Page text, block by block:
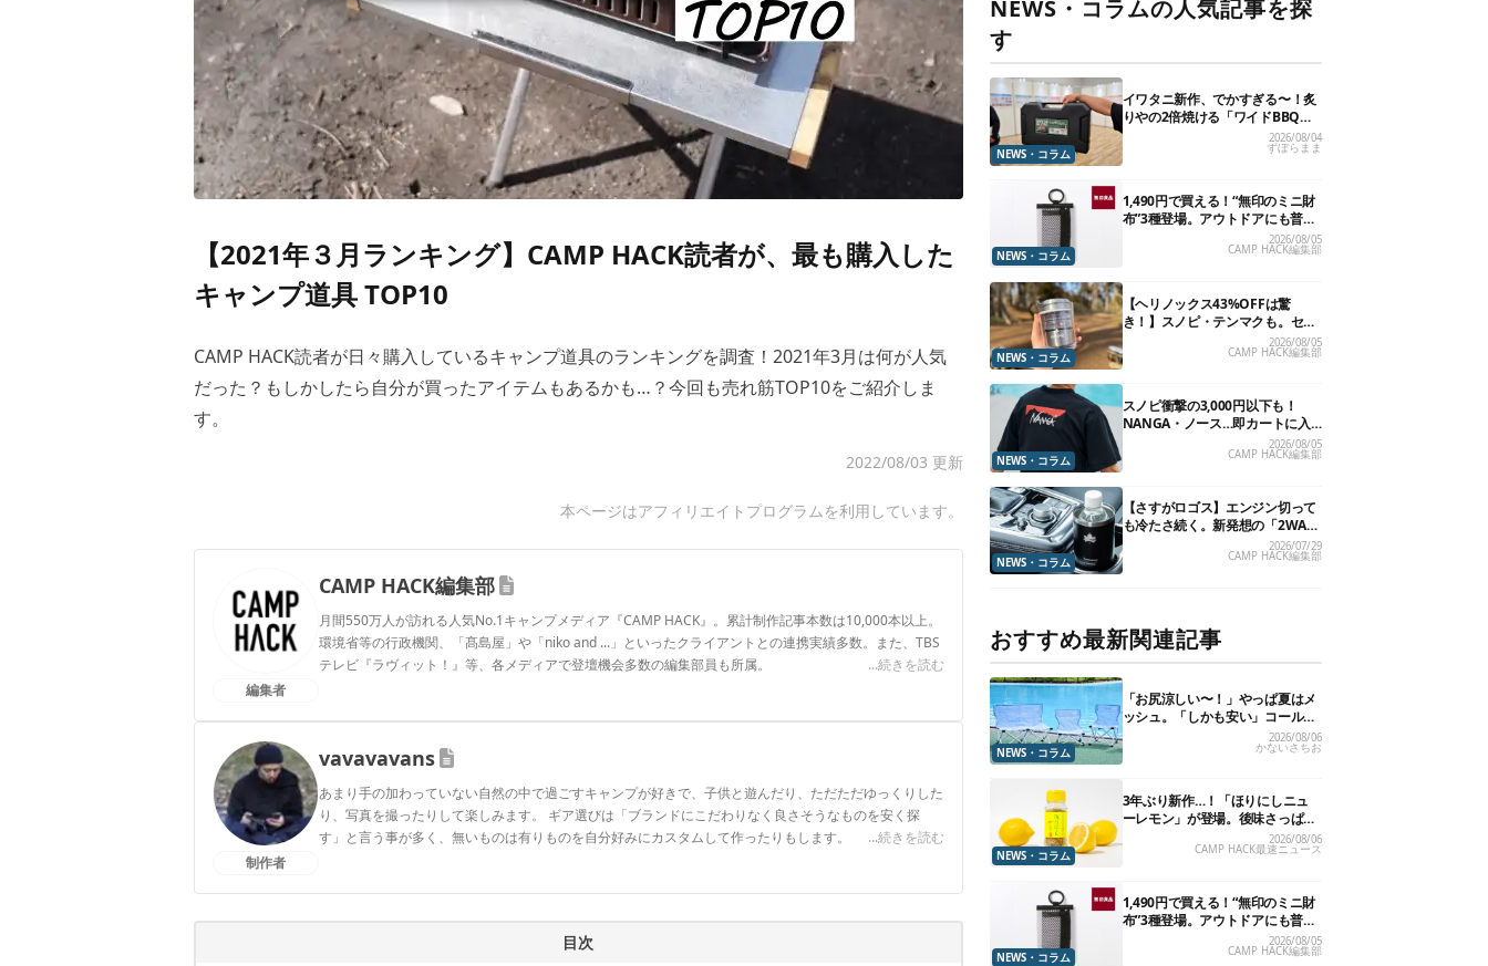
【2021年３月ランキング】CAMP HACK読者が、最も購入した
キャンプ道具 TOP10
CAMP HACK読者が日々購入しているキャンプ道具のランキングを調査！2021年3月は何が人気
だった？もしかしたら自分が買ったアイテムもあるかも…？今回も売れ筋TOP10をご紹介しま
す。
2022/08/03 更新
本ページはアフィリエイトプログラムを利用しています。
編集者
CAMP HACK編集部
月間550万人が訪れる人気No.1キャンプメディア『CAMP HACK』。累計制作記事本数は10,000本以上。
環境省等の行政機関、「髙島屋」や「niko and ...」といったクライアントとの連携実績多数。また、TBS
テレビ『ラヴィット！』等、各メディアで登壇機会多数の編集部員も所属。
...続きを読む
制作者
vavavavans
あまり手の加わっていない自然の中で過ごすキャンプが好きで、子供と遊んだり、ただただゆっくりした
り、写真を撮ったりして楽しみます。 ギア選びは「ブランドにこだわりなく良さそうなものを安く探
す」と言う事が多く、無いものは有りものを自分好みにカスタムして作ったりもします。
...続きを読む
目次
NEWS・コラムの人気記事を探
す
NEWS・コラム
イワタニ新作、でかすぎる〜！炙
りやの2倍焼ける「ワイドBBQグ
リル」で“豪快焼肉”できるよ【再
販開始】
2026/08/04
ずぼらまま
NEWS・コラム
1,490円で買える！“無印のミニ財
布”3種登場。アウトドアにも普段
2026/08/05
CAMP HACK編集部
NEWS・コラム
【ヘリノックス43%OFFは驚
き！】スノピ・テンマクも。セー
ル中の「見逃せないキャンプ道
具」12選
2026/08/05
CAMP HACK編集部
NEWS・コラム
スノピ衝撃の3,000円以下も！
NANGA・ノース…即カートに入
れたいアウトドアな「値下げ夏
2026/08/05
CAMP HACK編集部
NEWS・コラム
【さすがロゴス】エンジン切って
も冷たさ続く。新発想の「2WAY
仕様ボトルホルダー」が頼りにな
ります
2026/07/29
CAMP HACK編集部
おすすめ最新関連記事
NEWS・コラム
「お尻涼しい〜！」やっぱ夏はメ
ッシュ。「しかも安い」コールマ
ン今年の新作は、カラーもさわや
かです
2026/08/06
かないさちお
NEWS・コラム
3年ぶり新作…！「ほりにしニュ
ーレモン」が登場。後味さっぱり
の万能スパイス！【8月21日発
2026/08/06
CAMP HACK最速ニュース
NEWS・コラム
1,490円で買える！“無印のミニ財
布”3種登場。アウトドアにも普段
2026/08/05
CAMP HACK編集部